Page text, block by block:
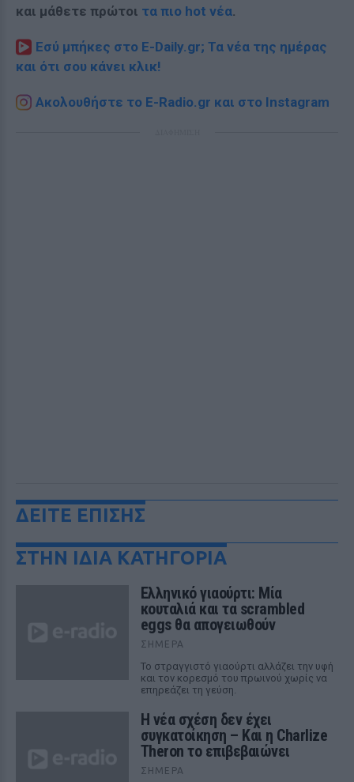
και μάθετε πρώτοι τα πιο hot νέα.
Εσύ μπήκες στο E-Daily.gr; Τα νέα της ημέρας
και ότι σου κάνει κλικ!
Ακολουθήστε το E-Radio.gr και στο Instagram
ΔΕΙΤΕ ΕΠΙΣΗΣ
ΣΤΗΝ ΙΔΙΑ ΚΑΤΗΓΟΡΙΑ
Ελληνικό γιαούρτι: Μία
κουταλιά και τα scrambled
eggs θα απογειωθούν
ΣΉΜΕΡΑ
Το στραγγιστό γιαούρτι αλλάζει την υφή
και τον κορεσμό του πρωινού χωρίς να
επηρεάζει τη γεύση.
Η νέα σχέση δεν έχει
συγκατοίκηση – Και η Charlize
Theron το επιβεβαιώνει
ΣΉΜΕΡΑ